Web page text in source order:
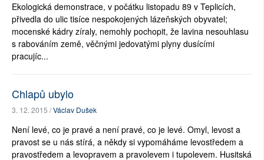
Ekologická demonstrace, v počátku listopadu 89 v Teplicích,
přivedla do ulic tisíce nespokojených lázeňských obyvatel;
mocenské kádry zíraly, nemohly pochopit, že lavina nesouhlasu
s rabováním země, věčnými jedovatými plyny dusícími
pracujíc...
Chlapů ubylo
3. 12. 2015 /Václav Dušek
Není levé, co je pravé a není pravé, co je levé. Omyl, levost a
pravost se u nás stírá, a někdy si vypomáháme levostředem a
pravostředem a levopravem a pravolevem i tupolevem. Husitská